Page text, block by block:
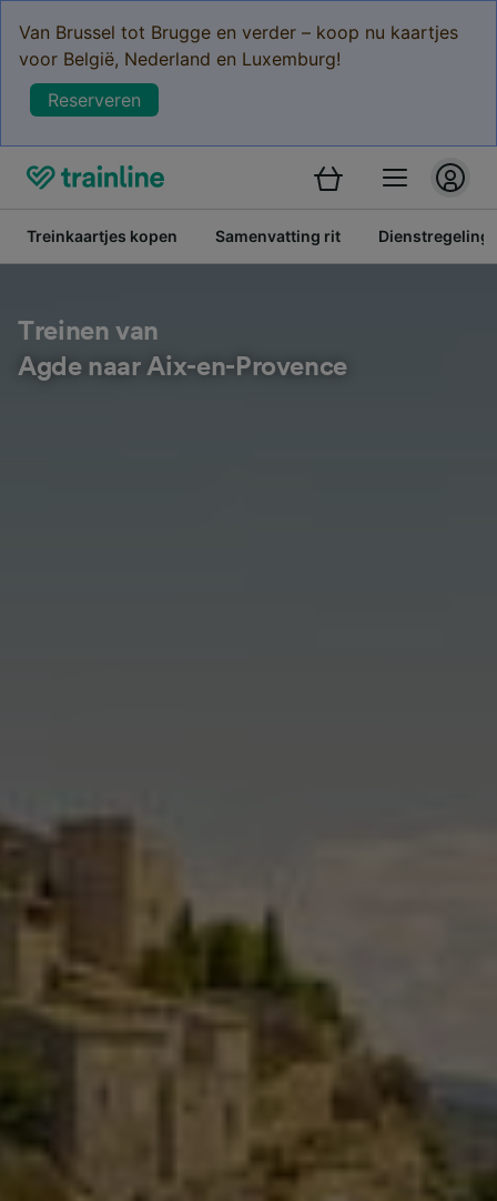
Van Brussel tot Brugge en verder – koop nu kaartjes
voor België, Nederland en Luxemburg!
Reserveren
Treinkaartjes kopen Samenvatting rit Dienstregeling
Treinen van
Agde naar Aix-en-Provence